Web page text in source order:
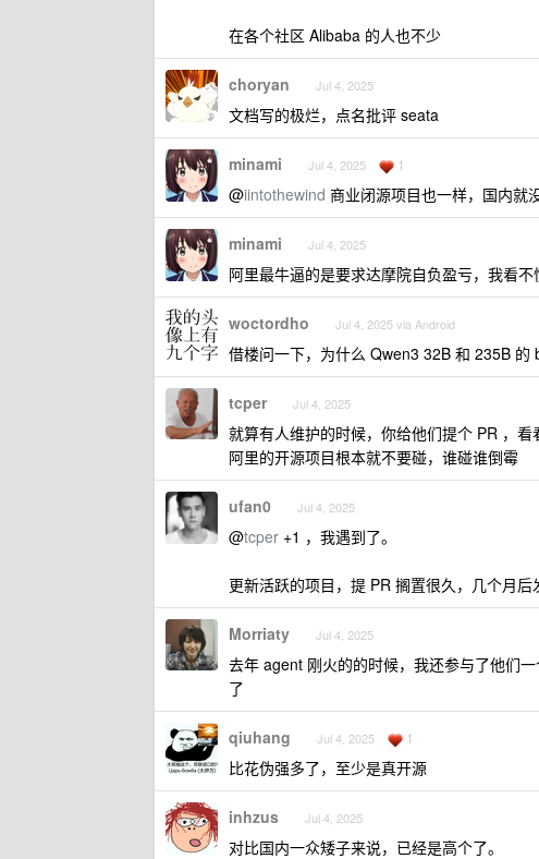
在各个社区 Alibaba 的人也不少
choryan Jul 4, 2025
文档写的极烂，点名批评 seata
minami Jul 4, 2025 1
@iintothewind 商业闭源项目也一样，国内就
minami Jul 4, 2025
阿里最牛逼的是要求达摩院自负盈亏，我看
woctordho Jul 4, 2025 via Android
借楼问一下，为什么 Qwen3 32B 和 235B
tcper Jul 4, 2025
就算有人维护的时候，你给他们提个 PR ，看
阿里的开源项目根本就不要碰，谁碰谁倒霉
ufan0 Jul 4, 2025
@tcper +1 ，我遇到了。
更新活跃的项目，提 PR 搁置很久，几个月
Morriaty Jul 4, 2025
去年 agent 刚火的的时候，我还参与了他们
了
qiuhang Jul 4, 2025 1
比花伪强多了，至少是真开源
inhzus Jul 4, 2025
对比国内一众矮子来说，已经是高个了。